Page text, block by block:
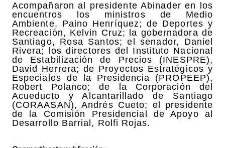
Acompañaron al presidente Abinader en los
encuentros los ministros de Medio
Ambiente, Paino Henríquez; de Deportes y
Recreación, Kelvin Cruz; la gobernadora de
Santiago, Rosa Santos; el senador, Daniel
Rivera; los directores del Instituto Nacional
de Estabilización de Precios (INESPRE),
David Herrera; de Proyectos Estratégicos y
Especiales de la Presidencia (PROPEEP),
Robert Polanco; de la Corporación del
Acueducto y Alcantarillado de Santiago
(CORAASAN), Andrés Cueto; el presidente
de la Comisión Presidencial de Apoyo al
Desarrollo Barrial, Rolfi Rojas.